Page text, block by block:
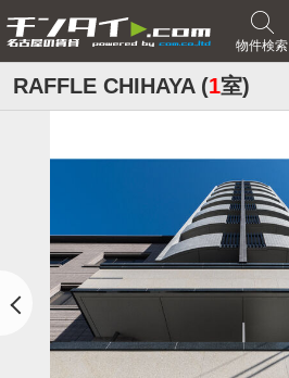
物件検索
RAFFLE CHIHAYA (1室)